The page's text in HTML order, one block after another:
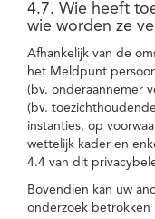
4.7. Wie heeft
wie worden ze
Afhankelijk van de
het Meldpunt
(bv. onderaannemer
(bv.
instanties, op
wettelijk kader en
4.4 van dit
Bovendien kan uw
onderzoek